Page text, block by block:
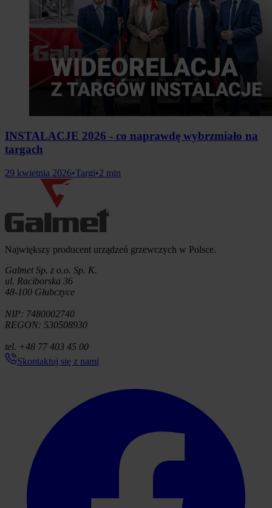
INSTALACJE 2026 - co naprawdę wybrzmiało na
targach
29 kwietnia 2026•Targi•2 min
Informacje o firmie
Największy producent urządzeń grzewczych w Polsce.
Galmet Sp. z o.o. Sp. K.
ul. Raciborska 36
48-100 Głubczyce
NIP: 7480002740
REGON: 530508930
tel. +48 77 403 45 00
Skontaktuj się z nami